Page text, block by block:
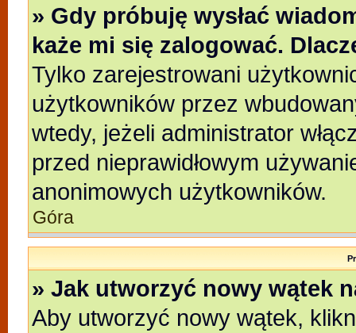
» Gdy próbuję wysłać
każe mi się zalogować.
Tylko zarejestrowani
użytkowników przez
wtedy, jeżeli administrator
przed nieprawidłowym
anonimowych użytkowników.
Góra
» Jak utworzyć nowy wątek
Aby utworzyć nowy wątek,